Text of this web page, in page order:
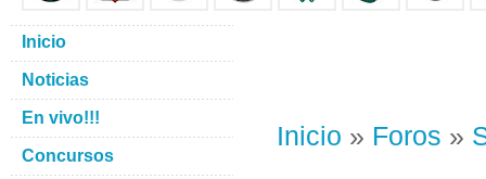
Inicio » Foros »
Inicio
Noticias
En vivo!!!
Concursos